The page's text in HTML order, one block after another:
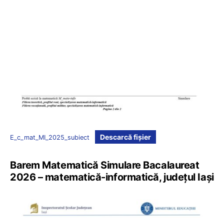
E_c_mat_MI_2025_subiect Descarcă fișier
Barem Matematică Simulare Bacalaureat
2026 – matematică-informatică, județul Iași